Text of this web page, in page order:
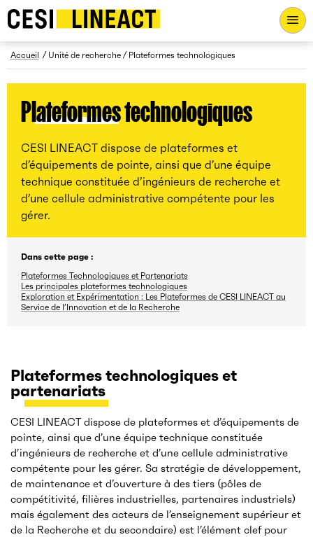
CESI LINEACT - Laboratoire de recherche et d'innovation -
Fil d’Ariane
Accueil Unité de recherche Plateformes technologiques
Plateformes technologiques
CESI LINEACT dispose de plateformes et
d’équipements de pointe, ainsi que d’une équipe
technique constituée d’ingénieurs de recherche et
d’une cellule administrative compétente pour les
gérer.
Dans cette page :
Plateformes Technologiques et Partenariats
Les principales plateformes technologiques
Exploration et Expérimentation : Les Plateformes de CESI LINEACT au
Service de l’Innovation et de la Recherche
Plateformes technologiques et
partenariats
CESI LINEACT dispose de plateformes et d’équipements de
pointe, ainsi que d’une équipe technique constituée
d’ingénieurs de recherche et d’une cellule administrative
compétente pour les gérer. Sa stratégie de développement,
de maintenance et d’ouverture à des tiers (pôles de
compétitivité, filières industrielles, partenaires industriels)
mais également des acteurs de l’enseignement supérieur et
de la Recherche et du secondaire) est l’élément clef pour